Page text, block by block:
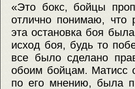
«Это бокс, бойцы
отлично понимаю,
эта остановка боя
исход боя, будь то
все было сделано
обоим бойцам. Матисс
по его мнению, была